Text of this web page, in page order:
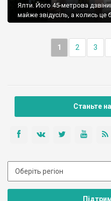
Ялти. Його 45-метрова
майже звідусіль, а колись це
1 2 3
Станьте